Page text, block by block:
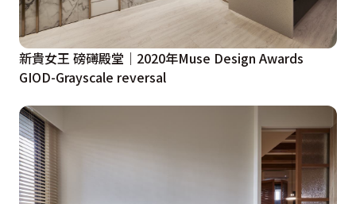
新貴女王 磅礡殿堂｜2020年Muse Design Awards
GIOD-Grayscale reversal